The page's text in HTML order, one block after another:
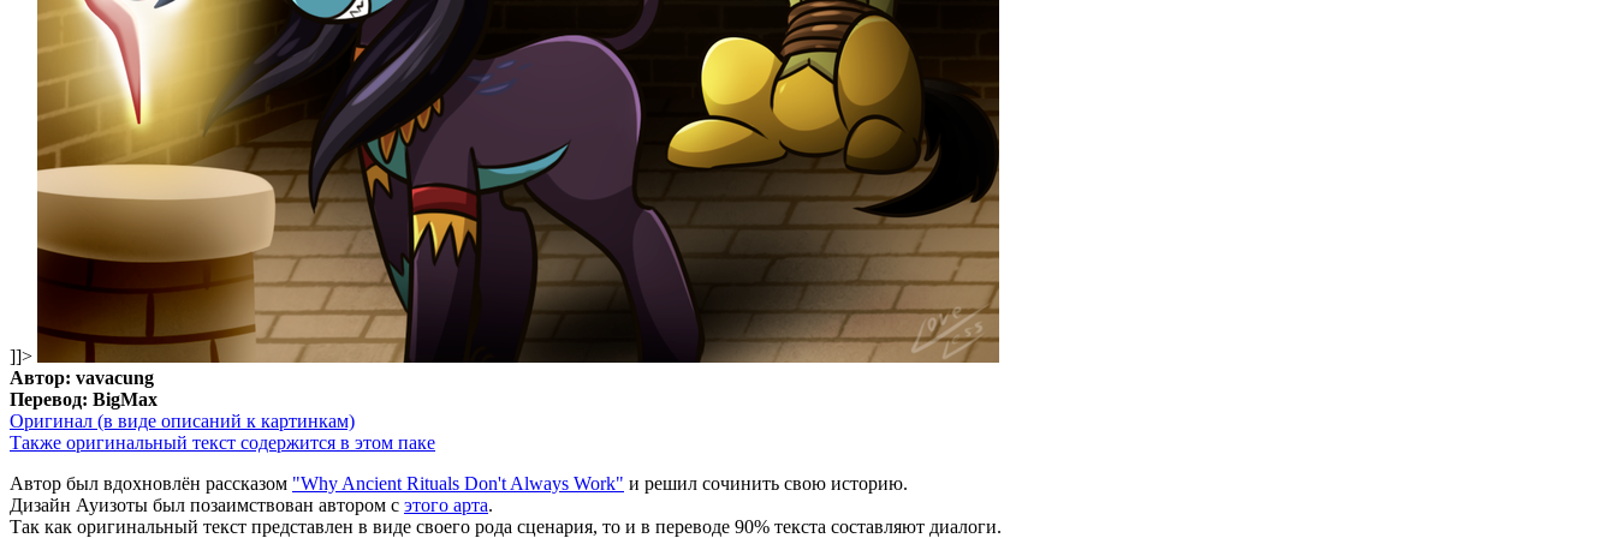
]]>
Автор: vavacung
Перевод: BigMax
Оригинал (в виде описаний к картинкам)
Также оригинальный текст содержится в этом паке
Автор был вдохновлён рассказом "Why Ancient Rituals Don't Always Work" и решил сочинить свою историю.
Дизайн Ауизоты был позаимствован автором с этого арта.
Так как оригинальный текст представлен в виде своего рода сценария, то и в переводе 90% текста составляют диалоги.